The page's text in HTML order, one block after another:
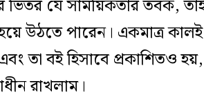
ভিতর যে সাময়িকতার তবক,
উঠতে পারেন। একমাত্র
তা বই হিসাবে প্রকাশিতও
রাখলাম।